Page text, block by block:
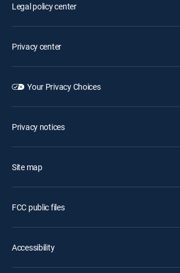
Legal policy center
Privacy center
Your Privacy Choices
Privacy notices
Site map
FCC public files
Accessibility